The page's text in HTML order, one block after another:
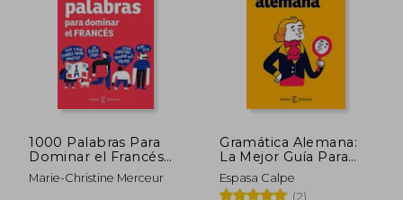
1000 Palabras Para
Dominar el Francés
(in Spanish)
Marie-Christine Merceur
Gramática Alemana:
La Mejor Guía Para
Estudiantes de
Alemán de Todos los
Espasa Calpe
(2)